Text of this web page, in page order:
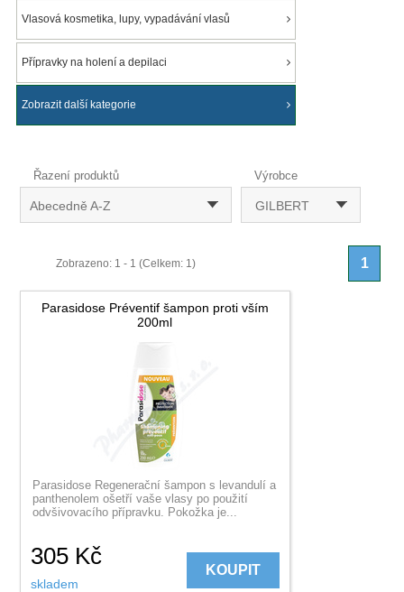
Vlasová kosmetika, lupy, vypadávání vlasů
Přípravky na holení a depilaci
Zobrazit další kategorie
Řazení produktů
Abecedně A-Z
Výrobce
GILBERT
Zobrazeno: 1 - 1 (Celkem: 1) 1
Parasidose Préventif šampon proti vším
200ml
Parasidose Regenerační šampon s levandulí a
panthenolem ošetří vaše vlasy po použití
odvšivovacího přípravku. Pokožka je...
305 Kč
skladem
KOUPIT